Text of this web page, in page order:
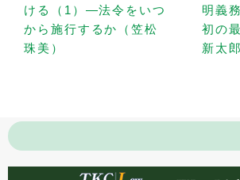
ける（1）—法令をいつ
から施行するか（笠松
珠美）
明義
初の
新太郎